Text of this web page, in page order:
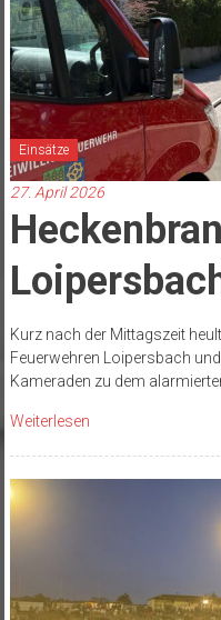
Einsätze
27. April 2026
Kurz nach der Mittagszeit
Feuerwehren Loipersbach
Kameraden zu dem
Weiterlesen